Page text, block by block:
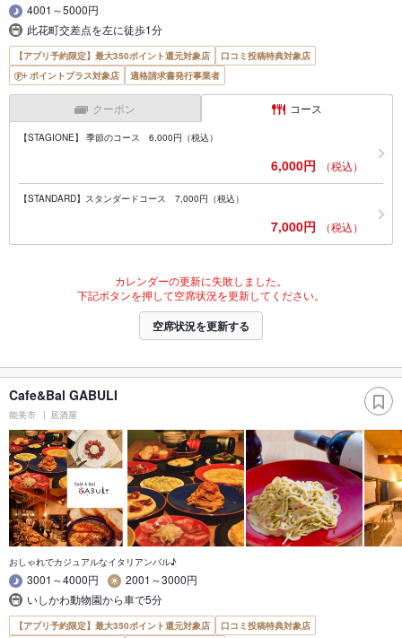
4001～5000円
此花町交差点を左に徒歩1分
【アプリ予約限定】最大350ポイント還元対象店
口コミ投稿特典対象店
ポイントプラス対象店
適格請求書発行事業者
クーポン コース
【STAGIONE】 季節のコース 6,000円（税込）
6,000円 （税込）
【STANDARD】スタンダードコース 7,000円（税込）
7,000円 （税込）
カレンダーの更新に失敗しました。
下記ボタンを押して空席状況を更新してください。
空席状況を更新する
Cafe&Bal GABULI
能美市 居酒屋
おしゃれでカジュアルなイタリアンバル♪
3001～4000円
2001～3000円
いしかわ動物園から車で5分
【アプリ予約限定】最大350ポイント還元対象店 口コミ投稿特典対象店